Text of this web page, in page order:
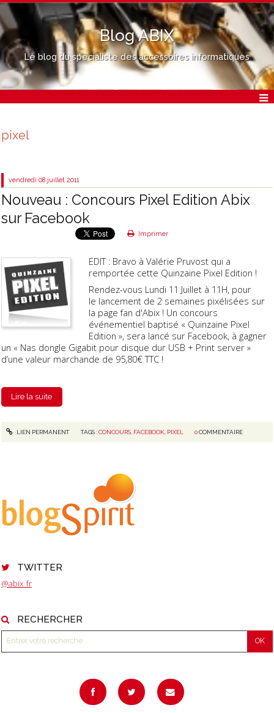
Blog ABIX
Le blog du spécialiste des accessoires informatiques
TWITTER
@abix_fr
RECHERCHER
pixel
vendredi 08 juillet 2011
Nouveau : Concours Pixel Edition Abix
sur Facebook
Imprimer
EDIT : Bravo à Valérie Pruvost qui a
remportée cette Quinzaine Pixel Edition !
Rendez-vous Lundi 11 Juillet à 11H, pour
le lancement de 2 semaines pixélisées sur
la page fan d'Abix ! Un concours
événementiel baptisé « Quinzaine Pixel
Edition », sera lancé sur Facebook, à gagner
un « Nas dongle Gigabit pour disque dur USB + Print server »
d’une valeur marchande de 95,80€ TTC !
Lire la suite
LIEN PERMANENT TAGS :CONCOURS, FACEBOOK, PIXEL 0COMMENTAIRE